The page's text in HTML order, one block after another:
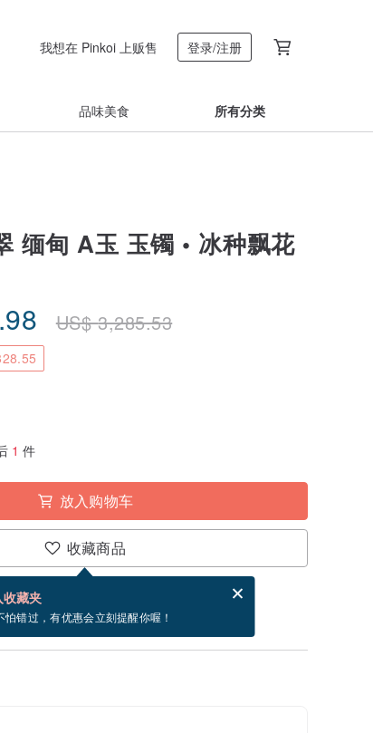
我想在 Pinkoi 上贩售 登录/注册
品味美食 所有分类
缅甸 A玉 玉镯 • 冰种飘花
US$3,285.53
1 件
放入购物车
收藏商品
收藏夹
错过，有优惠会立刻提醒你喔！
费帮你寄送电子贺卡。
电子贺卡是什么？
到货。